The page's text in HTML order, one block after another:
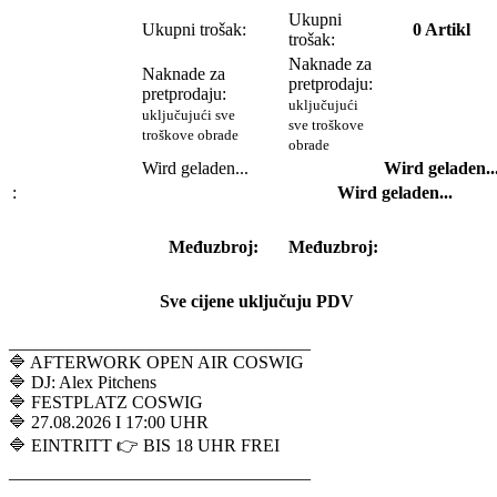
Ukupni trošak:
Ukupni
trošak:
0 Artikl
Naknade za
pretprodaju:
uključujući sve
troškove obrade
Naknade za
pretprodaju:
uključujući
sve troškove
obrade
Wird geladen...
Wird
:
Wird geladen...
Međuzbroj: Međuzbroj:
Sve cijene uključuju PDV
🔷 AFTERWORK OPEN AIR COSWIG
🔷 DJ: Alex Pitchens
🔷 FESTPLATZ COSWIG
🔷 27.08.2026 I 17:00 UHR
🔷 EINTRITT 👉 BIS 18 UHR FREI